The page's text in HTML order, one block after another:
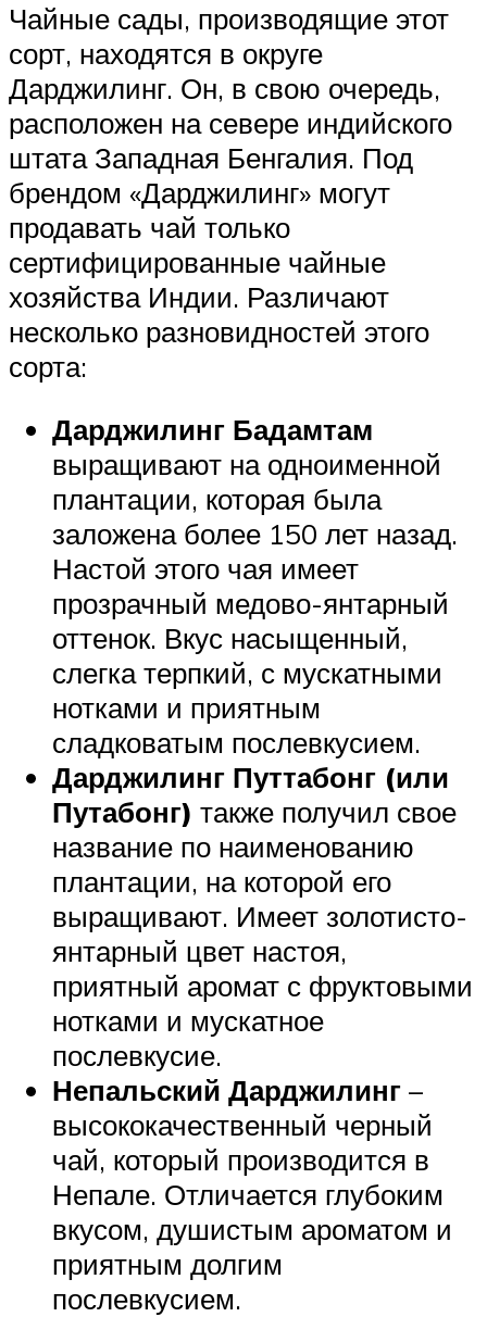
Чайные сады, производящие этот
сорт, находятся в округе
Дарджилинг. Он, в свою очередь,
расположен на севере индийского
штата Западная Бенгалия. Под
брендом «Дарджилинг» могут
продавать чай только
сертифицированные чайные
хозяйства Индии. Различают
несколько разновидностей этого
сорта:
Дарджилинг Бадамтам
выращивают на одноименной
плантации, которая была
заложена более 150 лет назад.
Настой этого чая имеет
прозрачный медово-янтарный
оттенок. Вкус насыщенный,
слегка терпкий, с мускатными
нотками и приятным
сладковатым послевкусием.
Дарджилинг Путтабонг (или
Путабонг) также получил свое
название по наименованию
плантации, на которой его
выращивают. Имеет золотисто-
янтарный цвет настоя,
приятный аромат с фруктовыми
нотками и мускатное
послевкусие.
Непальский Дарджилинг –
высококачественный черный
чай, который производится в
Непале. Отличается глубоким
вкусом, душистым ароматом и
приятным долгим
послевкусием.